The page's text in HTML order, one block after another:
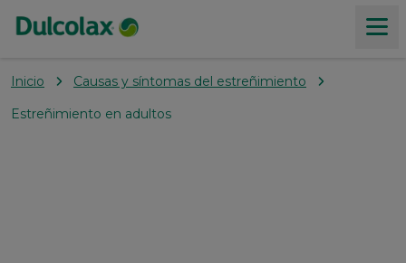
Productos
Inicio
Causas y síntomas del estreñimiento
Estreñimiento en adultos